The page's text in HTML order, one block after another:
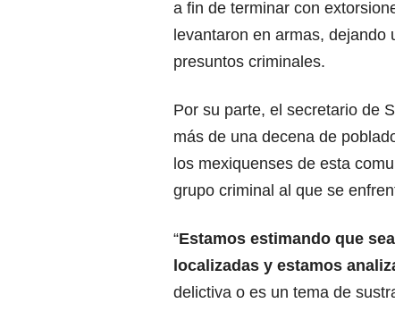
a fin de terminar con
levantaron en armas,
presuntos criminales.
Por su parte, el secretario de
más de una decena de
los mexiquenses de esta
grupo criminal al que se
“Estamos estimando que
localizadas y estamos
delictiva o es un tema de